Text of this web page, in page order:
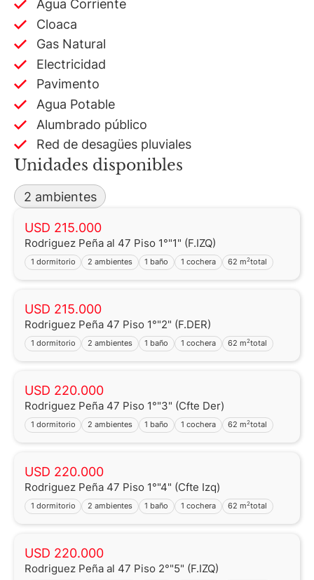
Agua Corriente
Cloaca
Gas Natural
Electricidad
Pavimento
Agua Potable
Alumbrado público
Red de desagües pluviales
Unidades disponibles
2 ambientes
USD 215.000
Rodriguez Peña al 47 Piso 1°"1" (F.IZQ)
1 dormitorio 2 ambientes 1 baño 1 cochera 62 m2total
USD 215.000
Rodriguez Peña 47 Piso 1°"2" (F.DER)
1 dormitorio 2 ambientes 1 baño 1 cochera 62 m2total
USD 220.000
Rodriguez Peña 47 Piso 1°"3" (Cfte Der)
1 dormitorio 2 ambientes 1 baño 1 cochera 62 m2total
USD 220.000
Rodriguez Peña 47 Piso 1°"4" (Cfte Izq)
1 dormitorio 2 ambientes 1 baño 1 cochera 62 m2total
USD 220.000
Rodriguez Peña al 47 Piso 2°"5" (F.IZQ)